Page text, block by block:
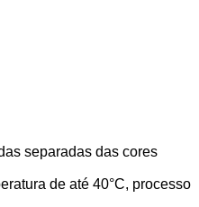
separadas das cores
de até 40°C, processo